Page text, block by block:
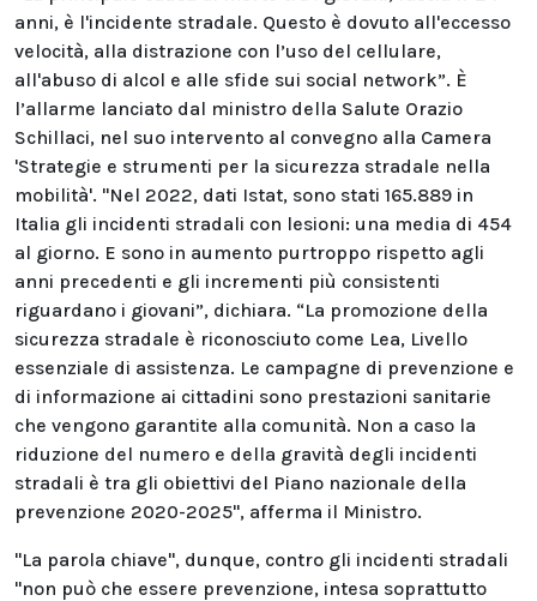
anni, è l'incidente stradale. Questo è dovuto all'eccesso
velocità, alla distrazione con l’uso del cellulare,
all'abuso di alcol e alle sfide sui social network”. È
l’allarme lanciato dal ministro della Salute Orazio
Schillaci, nel suo intervento al convegno alla Camera
'Strategie e strumenti per la sicurezza stradale nella
mobilità'. "Nel 2022, dati Istat, sono stati 165.889 in
Italia gli incidenti stradali con lesioni: una media di 454
al giorno. E sono in aumento purtroppo rispetto agli
anni precedenti e gli incrementi più consistenti
riguardano i giovani”, dichiara. “La promozione della
sicurezza stradale è riconosciuto come Lea, Livello
essenziale di assistenza. Le campagne di prevenzione e
di informazione ai cittadini sono prestazioni sanitarie
che vengono garantite alla comunità. Non a caso la
riduzione del numero e della gravità degli incidenti
stradali è tra gli obiettivi del Piano nazionale della
prevenzione 2020-2025", afferma il Ministro.
"La parola chiave", dunque, contro gli incidenti stradali
"non può che essere prevenzione, intesa soprattutto